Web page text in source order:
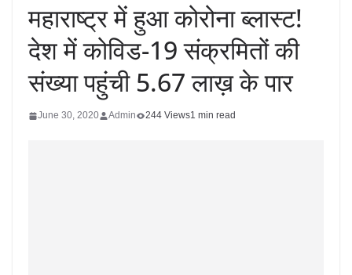
महाराष्ट्र में हुआ कोरोना ब्लास्ट!
देश में कोविड-19 संक्रमितों की
संख्या पहुंची 5.67 लाख़ के पार
June 30, 2020 Admin 244 Views1 min read